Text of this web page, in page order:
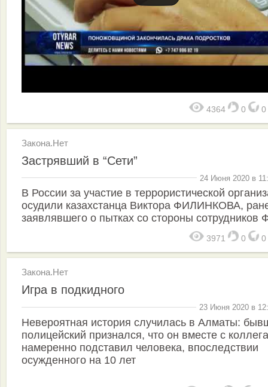
4364 0 0
Закона.Нет
Застрявший в “Сети”
24 Июня 2020 в
В России за участие в террористической
осудили казахстанца Виктора ФИЛИНКОВА,
заявлявшего о пытках со стороны сотрудников
3971 0 0
Закона.Нет
Игра в подкидного
23 Июня 2020 в
Невероятная история случилась в Алматы:
полицейский признался, что он вместе с
намеренно подставил человека, впоследствии
осужденного на 10 лет